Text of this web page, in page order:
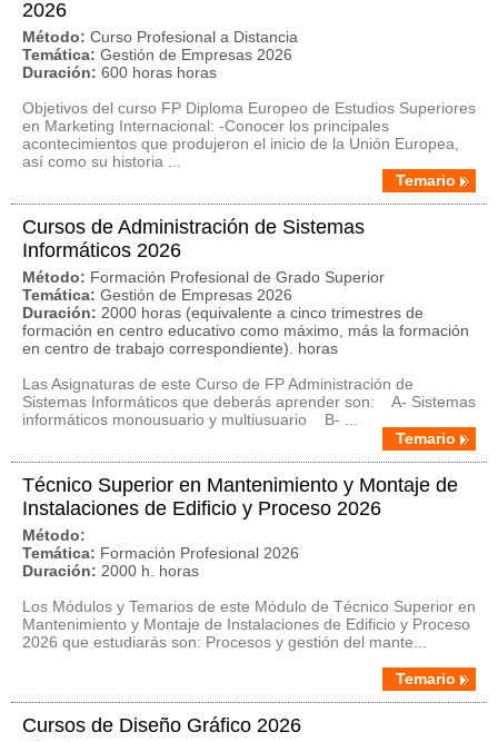
2026
Método: Curso Profesional a Distancia
Temática: Gestión de Empresas 2026
Duración: 600 horas horas
Objetivos del curso FP Diploma Europeo de Estudios Superiores
en Marketing Internacional: -Conocer los principales
acontecimientos que produjeron el inicio de la Unión Europea,
así como su historia ...
Temario
Cursos de Administración de Sistemas
Informáticos 2026
Método: Formación Profesional de Grado Superior
Temática: Gestión de Empresas 2026
Duración: 2000 horas (equivalente a cinco trimestres de
formación en centro educativo como máximo, más la formación
en centro de trabajo correspondiente). horas
Las Asignaturas de este Curso de FP Administración de
Sistemas Informáticos que deberás aprender son: A- Sistemas
informáticos monousuario y multiusuario B- ...
Temario
Técnico Superior en Mantenimiento y Montaje de
Instalaciones de Edificio y Proceso 2026
Método:
Temática: Formación Profesional 2026
Duración: 2000 h. horas
Los Módulos y Temarios de este Módulo de Técnico Superior en
Mantenimiento y Montaje de Instalaciones de Edificio y Proceso
2026 que estudiarás son: Procesos y gestión del mante...
Temario
Cursos de Diseño Gráfico 2026